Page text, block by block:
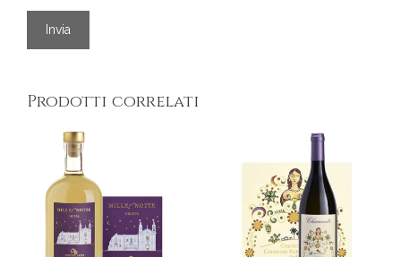
Prodotti correlati